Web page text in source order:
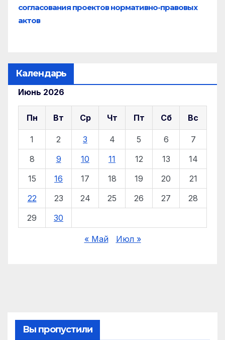
согласования проектов нормативно-правовых
актов
Календарь
Июнь 2026
Пн Вт Ср Чт Пт Сб Вс
1 2 3 4 5 6
7
8
9 10 11 12 13
14
15
16 17 18 19 20
21
22
23 24 25 26 27
28
29
30
« Май Июл »
Вы пропустили